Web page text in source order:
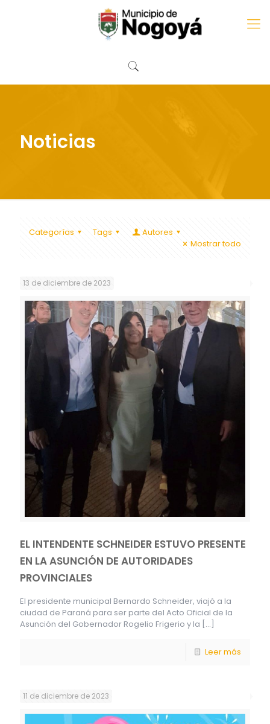
Noticias
Categorías Tags
Autores
Mostrar todo
13 de diciembre de 2023
EL INTENDENTE SCHNEIDER ESTUVO PRESENTE
EN LA ASUNCIÓN DE AUTORIDADES
PROVINCIALES
El presidente municipal Bernardo Schneider, viajó a la
ciudad de Paraná para ser parte del Acto Oficial de la
Asunción del Gobernador Rogelio Frigerio y la […]
Leer más
11 de diciembre de 2023